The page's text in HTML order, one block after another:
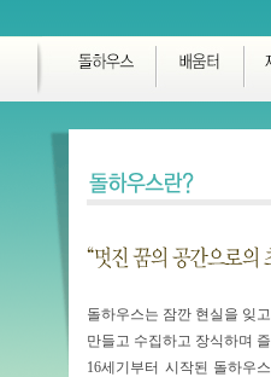
돌하우스는 잠깐 현실을 잊
만들고 수집하고 장식하며
16세기부터 시작된 돌하우